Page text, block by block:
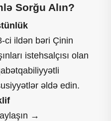
Sorğu Alın?
ci ildən bəri Çinin
istehsalçısı olan
əldə edin.
→